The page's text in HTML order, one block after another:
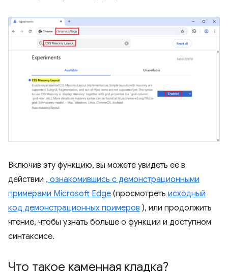
Включив эту функцию, вы можете увидеть ее в
действии , ознакомившись с демонстрационными
примерами Microsoft Edge (просмотреть исходный
код демонстрационных примеров ), или продолжить
чтение, чтобы узнать больше о функции и доступном
синтаксисе.
Что такое каменная кладка?